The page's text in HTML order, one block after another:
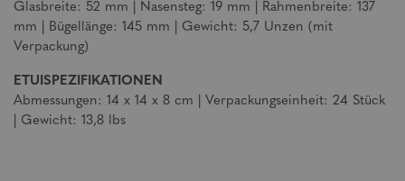
Glasbreite: 52 mm | Nasensteg: 19 mm | Rahmenbreite: 137
mm | Bügellänge: 145 mm | Gewicht: 5,7 Unzen (mit
Verpackung)
ETUISPEZIFIKATIONEN
Abmessungen: 14 x 14 x 8 cm | Verpackungseinheit: 24 Stück
| Gewicht: 13,8 lbs